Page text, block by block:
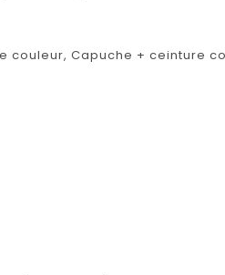
Capuche + ceinture